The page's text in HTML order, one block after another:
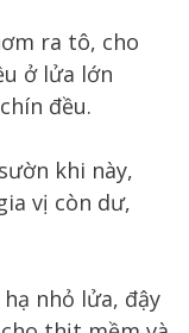
ra tô, cho
ở lửa lớn
đều.
khi này,
vị còn dư,
nhỏ lửa, đậy